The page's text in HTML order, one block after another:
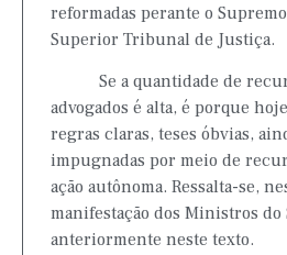
reformadas perante o
Superior Tribunal de Justiça.
Se a quantidade de
advogados é alta, é porque
regras claras, teses óbvias,
impugnadas por meio de
ação autônoma. Ressalta-se,
manifestação dos Ministros do
anteriormente neste texto.